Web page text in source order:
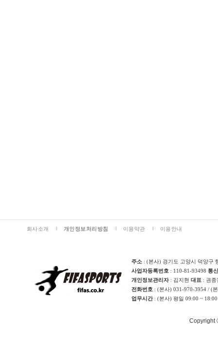
회사소개 개인정보처리방침 이용약관 이용안내
주소 : (본사) 경기도 고양시 덕양구
사업자등록번호 : 110-81-93498 통
개인정보관리자: 김지현 대표 : 권
전화번호 : (본사) 031-970-3954 / (
업무시간: (본사) 평일 09:00 ~